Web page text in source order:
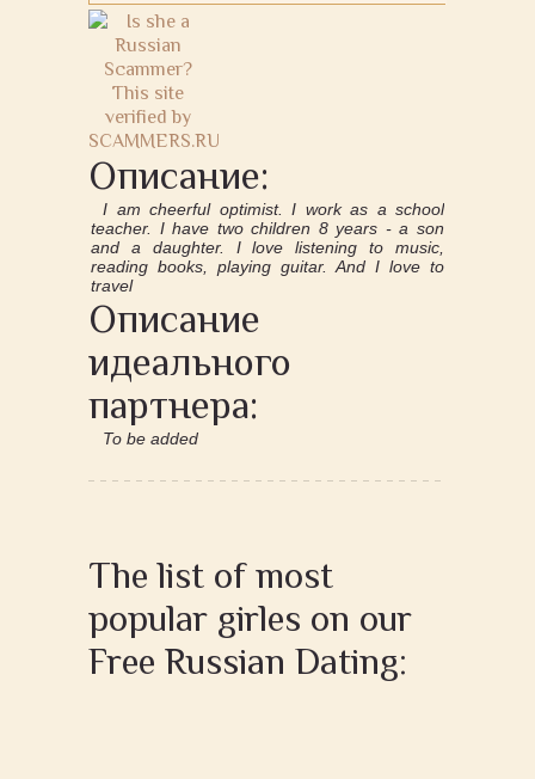
Описание:
I am cheerful optimist. I work as a school
teacher. I have two children 8 years - a son
and a daughter. I love listening to music,
reading books, playing guitar. And I love to
travel
Описание
идеального
партнера:
To be added
The list of most
popular girles on our
Free Russian Dating: